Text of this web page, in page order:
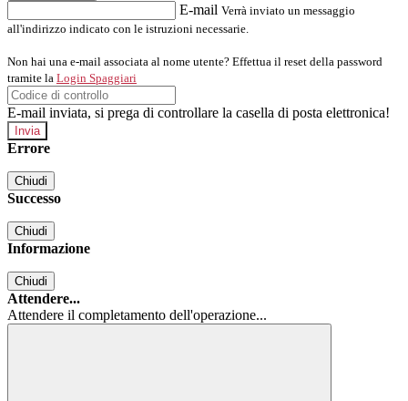
E-mail Verrà inviato un messaggio
all'indirizzo indicato con le istruzioni necessarie.
Non hai una e-mail associata al nome utente? Effettua il reset della password
tramite la Login Spaggiari
E-mail inviata, si prega di controllare la casella di posta elettronica!
Errore
Chiudi
Successo
Chiudi
Informazione
Chiudi
Attendere...
Attendere il completamento dell'operazione...